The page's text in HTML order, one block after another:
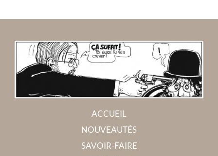
ACCUEIL
NOUVEAUTÉS
SAVOIR-FAIRE